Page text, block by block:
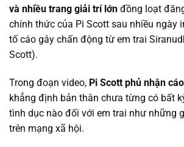
và nhiều trang giải trí lớn đồng loạt
chính thức của Pi Scott sau nhiều ngày
tố cáo gây chấn động từ em trai
Scott).
Trong đoạn video, Pi Scott phủ nhận
khẳng định bản thân chưa từng có bất
tình dục nào đối với em trai như những
trên mạng xã hội.